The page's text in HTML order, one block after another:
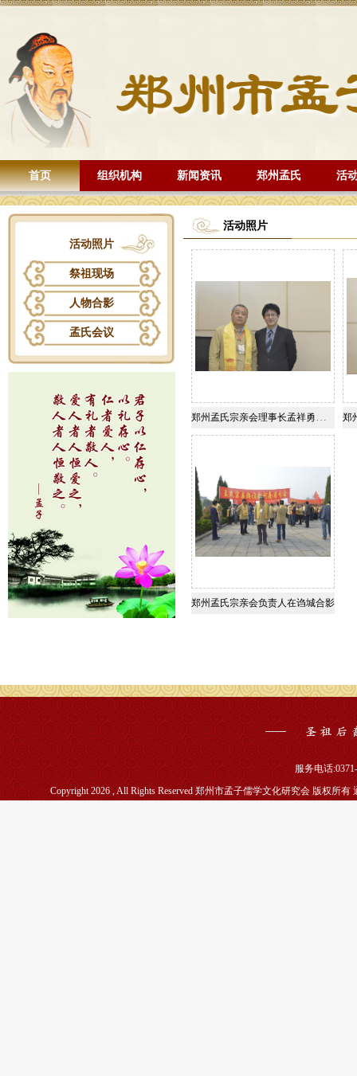
首页 组织机构 新闻资讯 郑州孟氏 活
活动照片
祭祖现场
人物合影
孟氏会议
活动照片
郑州孟氏宗亲会理事长孟祥勇与台湾76代孟子后裔孟令继亲切合影
郑州孟氏宗亲会负责人在诌城合影
服务电话
Copyright 2026 , All Rights Reserved 郑州市孟子儒学文化研究会 版权所